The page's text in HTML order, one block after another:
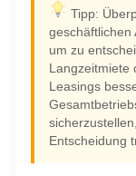
Tipp:
geschäftlichen
um zu
Langzeitmiete
Leasings
Entscheidung